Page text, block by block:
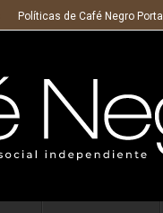
Políticas de Café Negro Portal